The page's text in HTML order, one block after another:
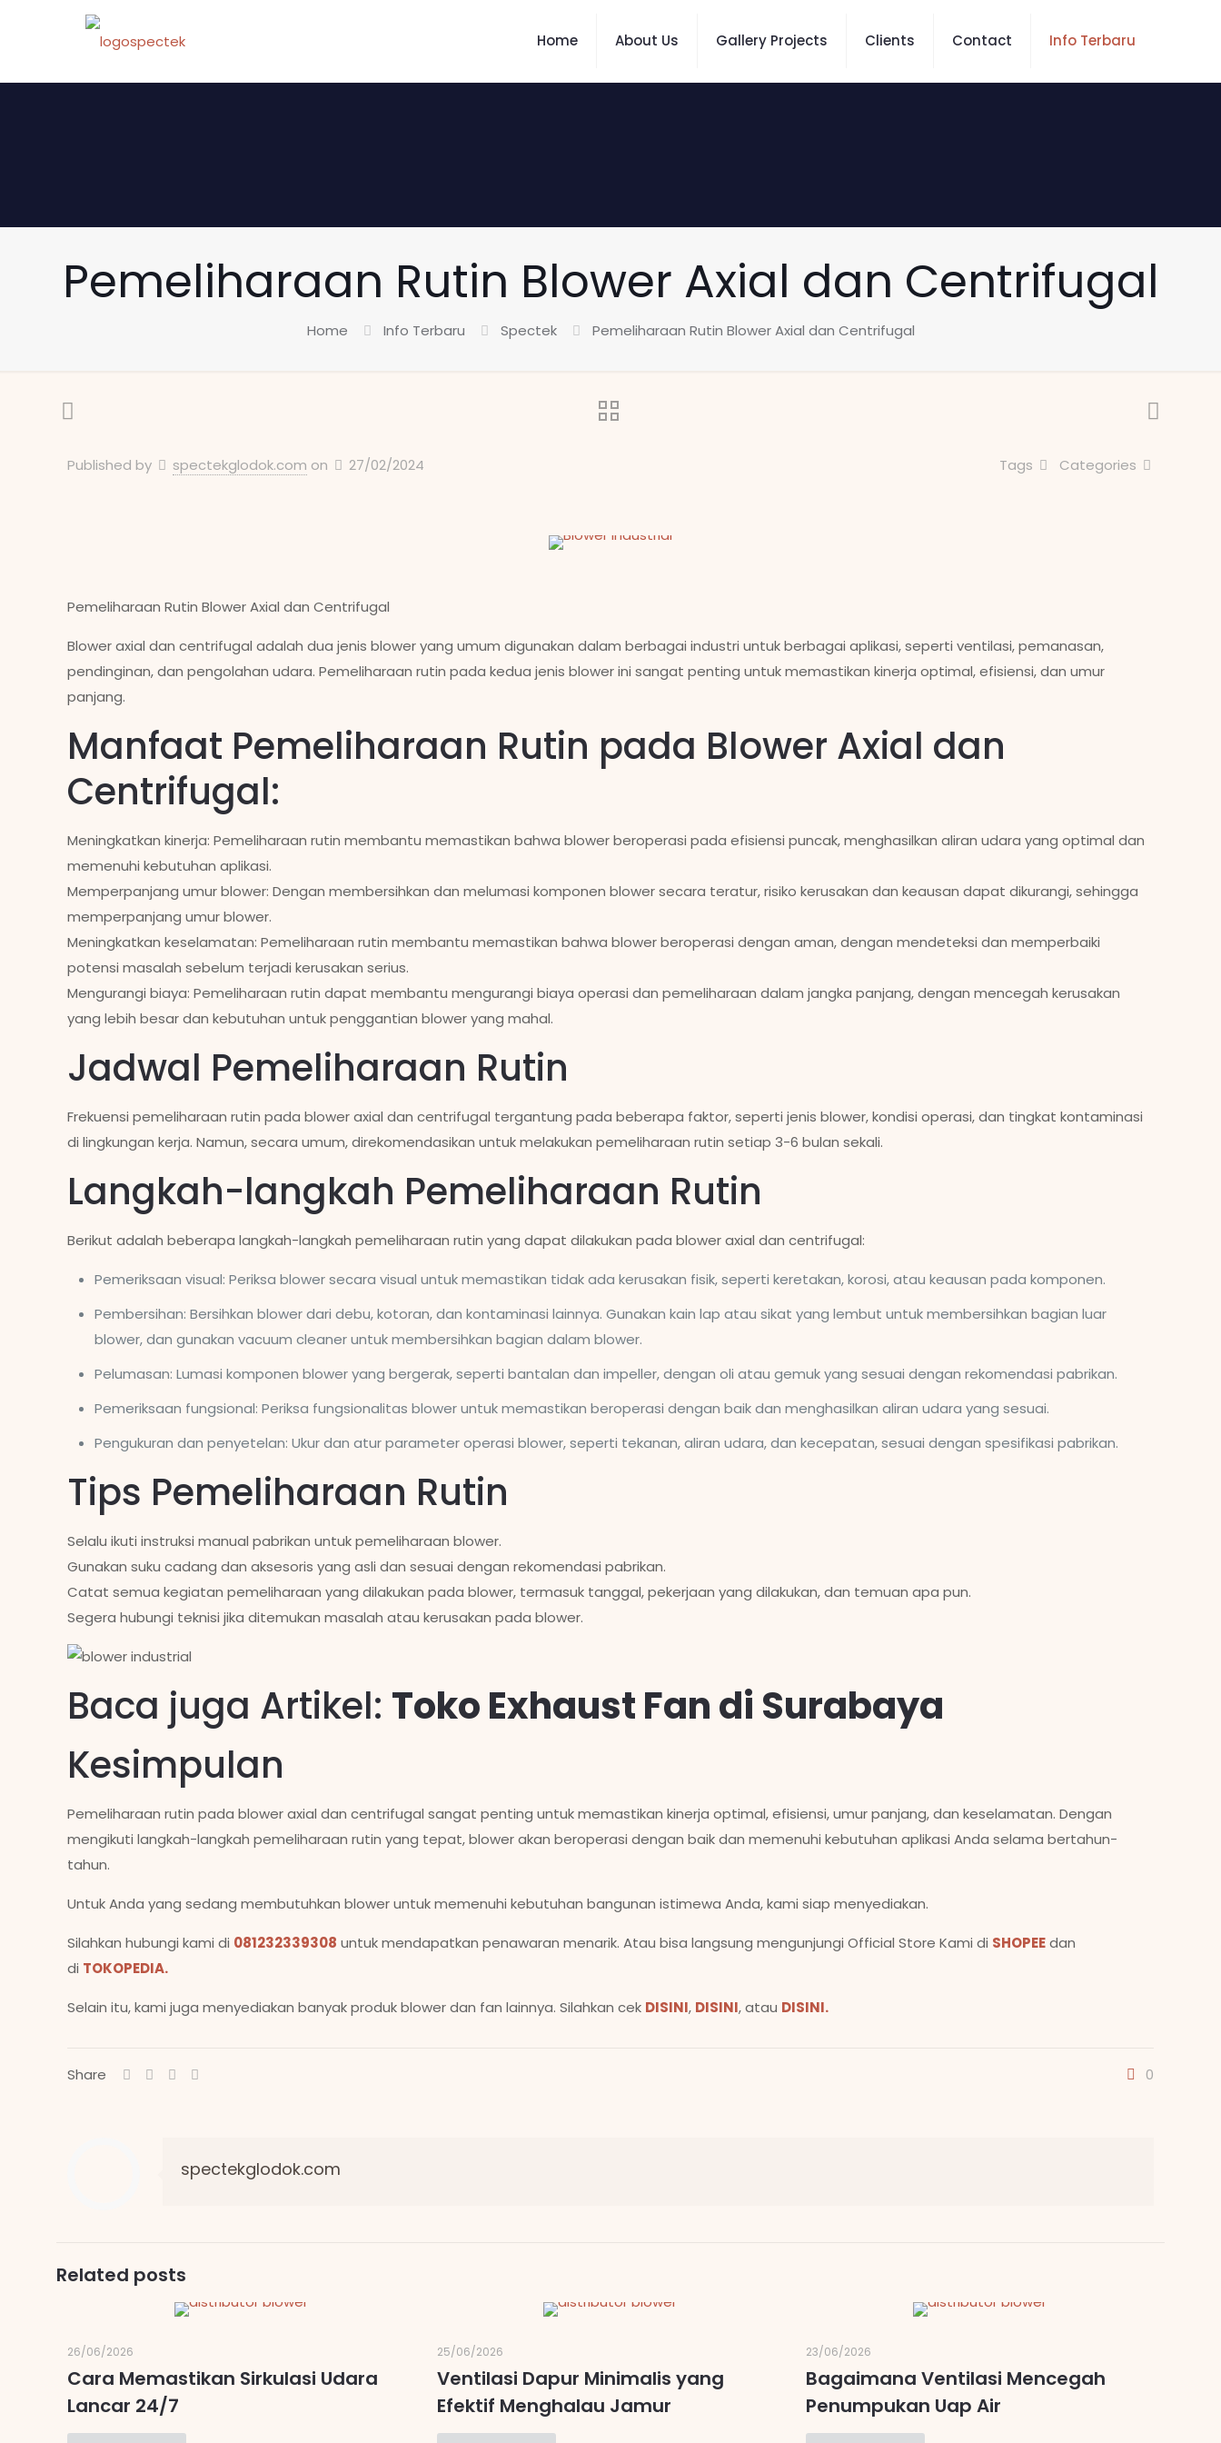
Home About Us Gallery Projects Clients Contact Info Terbaru
Pemeliharaan Rutin Blower Axial dan Centrifugal
Home Info Terbaru Spectek Pemeliharaan Rutin Blower Axial dan Centrifugal
Published by spectekglodok.com on 27/02/2024 Categories
Tags
Pemeliharaan Rutin Blower Axial dan Centrifugal
Blower axial dan centrifugal adalah dua jenis blower yang umum digunakan dalam berbagai industri untuk berbagai aplikasi, seperti ventilasi, pemanasan,
pendinginan, dan pengolahan udara. Pemeliharaan rutin pada kedua jenis blower ini sangat penting untuk memastikan kinerja optimal, efisiensi, dan umur
panjang.
Manfaat Pemeliharaan Rutin pada Blower Axial dan
Centrifugal:
Meningkatkan kinerja: Pemeliharaan rutin membantu memastikan bahwa blower beroperasi pada efisiensi puncak, menghasilkan aliran udara yang optimal dan
memenuhi kebutuhan aplikasi.
Memperpanjang umur blower: Dengan membersihkan dan melumasi komponen blower secara teratur, risiko kerusakan dan keausan dapat dikurangi, sehingga
memperpanjang umur blower.
Meningkatkan keselamatan: Pemeliharaan rutin membantu memastikan bahwa blower beroperasi dengan aman, dengan mendeteksi dan memperbaiki
potensi masalah sebelum terjadi kerusakan serius.
Mengurangi biaya: Pemeliharaan rutin dapat membantu mengurangi biaya operasi dan pemeliharaan dalam jangka panjang, dengan mencegah kerusakan
yang lebih besar dan kebutuhan untuk penggantian blower yang mahal.
Jadwal Pemeliharaan Rutin
Frekuensi pemeliharaan rutin pada blower axial dan centrifugal tergantung pada beberapa faktor, seperti jenis blower, kondisi operasi, dan tingkat kontaminasi
di lingkungan kerja. Namun, secara umum, direkomendasikan untuk melakukan pemeliharaan rutin setiap 3-6 bulan sekali.
Langkah-langkah Pemeliharaan Rutin
Berikut adalah beberapa langkah-langkah pemeliharaan rutin yang dapat dilakukan pada blower axial dan centrifugal:
Pemeriksaan visual: Periksa blower secara visual untuk memastikan tidak ada kerusakan fisik, seperti keretakan, korosi, atau keausan pada komponen.
Pembersihan: Bersihkan blower dari debu, kotoran, dan kontaminasi lainnya. Gunakan kain lap atau sikat yang lembut untuk membersihkan bagian luar
blower, dan gunakan vacuum cleaner untuk membersihkan bagian dalam blower.
Pelumasan: Lumasi komponen blower yang bergerak, seperti bantalan dan impeller, dengan oli atau gemuk yang sesuai dengan rekomendasi pabrikan.
Pemeriksaan fungsional: Periksa fungsionalitas blower untuk memastikan beroperasi dengan baik dan menghasilkan aliran udara yang sesuai.
Pengukuran dan penyetelan: Ukur dan atur parameter operasi blower, seperti tekanan, aliran udara, dan kecepatan, sesuai dengan spesifikasi pabrikan.
Tips Pemeliharaan Rutin
Selalu ikuti instruksi manual pabrikan untuk pemeliharaan blower.
Gunakan suku cadang dan aksesoris yang asli dan sesuai dengan rekomendasi pabrikan.
Catat semua kegiatan pemeliharaan yang dilakukan pada blower, termasuk tanggal, pekerjaan yang dilakukan, dan temuan apa pun.
Segera hubungi teknisi jika ditemukan masalah atau kerusakan pada blower.
Baca juga Artikel: Toko Exhaust Fan di Surabaya
Kesimpulan
Pemeliharaan rutin pada blower axial dan centrifugal sangat penting untuk memastikan kinerja optimal, efisiensi, umur panjang, dan keselamatan. Dengan
mengikuti langkah-langkah pemeliharaan rutin yang tepat, blower akan beroperasi dengan baik dan memenuhi kebutuhan aplikasi Anda selama bertahun-
tahun.
Untuk Anda yang sedang membutuhkan blower untuk memenuhi kebutuhan bangunan istimewa Anda, kami siap menyediakan.
Silahkan hubungi kami di 081232339308 untuk mendapatkan penawaran menarik. Atau bisa langsung mengunjungi Official Store Kami di SHOPEEdan
di TOKOPEDIA.
Selain itu, kami juga menyediakan banyak produk blower dan fan lainnya. Silahkan cek DISINI, DISINI, atau DISINI.
Share 0
spectekglodok.com
Related posts
26/06/2026
Cara Memastikan Sirkulasi Udara
Lancar 24/7
25/06/2026
Ventilasi Dapur Minimalis yang
Efektif Menghalau Jamur
23/06/2026
Bagaimana Ventilasi Mencegah
Penumpukan Uap Air